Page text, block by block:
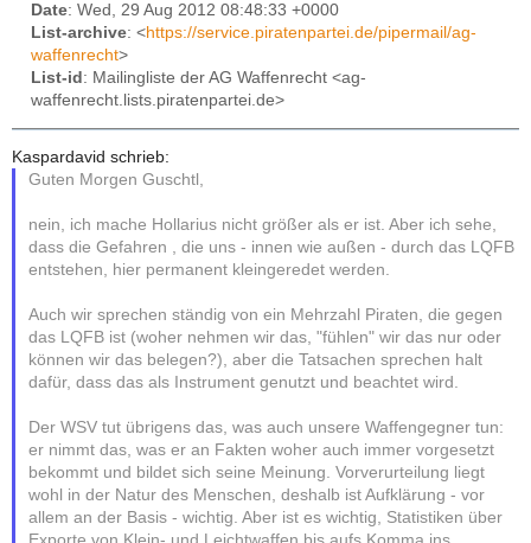
Date: Wed, 29 Aug 2012 08:48:33 +0000
List-archive: <https://service.piratenpartei.de/pipermail/ag-
waffenrecht>
List-id : Mailingliste der AG Waffenrecht <ag-
waffenrecht.lists.piratenpartei.de>
Kaspardavid schrieb:
Guten Morgen Guschtl,
nein, ich mache Hollarius nicht größer als er ist. Aber ich sehe,
dass die Gefahren , die uns - innen wie außen - durch das LQFB
entstehen, hier permanent kleingeredet werden.
Auch wir sprechen ständig von ein Mehrzahl Piraten, die gegen
das LQFB ist (woher nehmen wir das, "fühlen" wir das nur oder
können wir das belegen?), aber die Tatsachen sprechen halt
dafür, dass das als Instrument genutzt und beachtet wird.
Der WSV tut übrigens das, was auch unsere Waffengegner tun:
er nimmt das, was er an Fakten woher auch immer vorgesetzt
bekommt und bildet sich seine Meinung. Vorverurteilung liegt
wohl in der Natur des Menschen, deshalb ist Aufklärung - vor
allem an der Basis - wichtig. Aber ist es wichtig, Statistiken über